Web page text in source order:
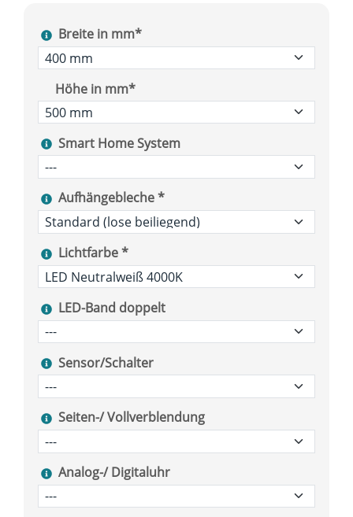
Breite in mm*
Höhe in mm*
Smart Home System
Aufhängebleche *
Lichtfarbe *
LED-Band doppelt
Sensor/Schalter
Seiten-/ Vollverblendung
Analog-/ Digitaluhr